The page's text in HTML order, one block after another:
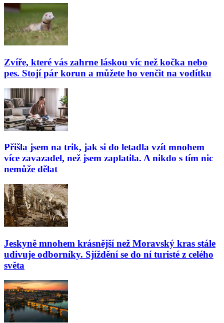
Zvíře, které vás zahrne láskou víc než kočka nebo
pes. Stojí pár korun a můžete ho venčit na vodítku
Přišla jsem na trik, jak si do letadla vzít mnohem
více zavazadel, než jsem zaplatila. A nikdo s tím nic
nemůže dělat
Jeskyně mnohem krásnější než Moravský kras stále
udivuje odborníky. Sjíždění se do ní turisté z celého
světa